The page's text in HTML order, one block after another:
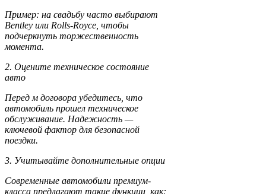
Пример: на свадьбу часто выбирают
Bentley или Rolls-Royce, чтобы
подчеркнуть торжественность
момента.
2. Оцените техническое состояние
авто
Перед м договора убедитесь, что
автомобиль прошел техническое
обслуживание. Надежность —
ключевой фактор для безопасной
поездки.
3. Учитывайте дополнительные опции
Современные автомобили премиум-
класса предлагают такие функции, как: